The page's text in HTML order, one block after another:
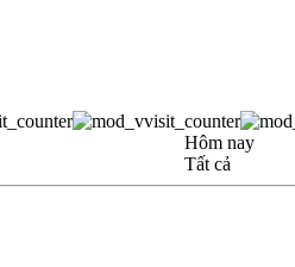
Hôm nay
Tất cả